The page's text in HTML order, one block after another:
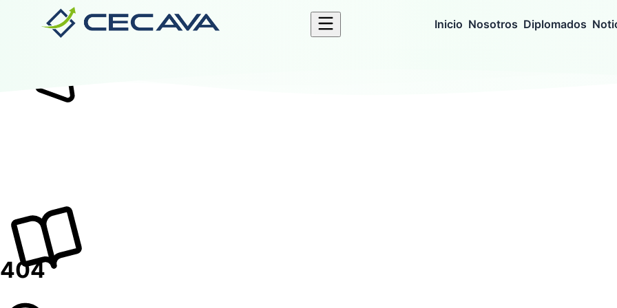
Inicio Nosotros Diplomados
Nosotros
Valida tu Certificado Ingresar al Aula Virtual
404